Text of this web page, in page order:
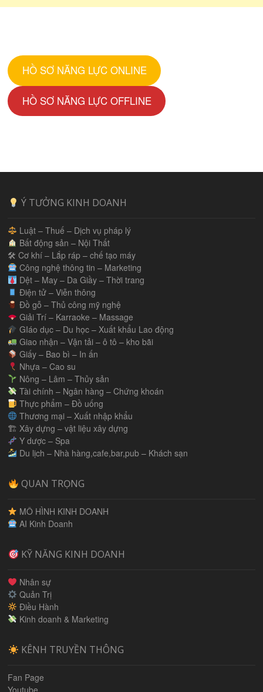
HỒ SƠ NĂNG LỰC ONLINE
HỒ SƠ NĂNG LỰC OFFLINE
Ý TƯỞNG KINH DOANH
Luật – Thuế – Dịch vụ pháp lý
Bất động sản – Nội Thất
🛠 Cơ khí – Lắp ráp – chế tạo máy
Công nghệ thông tin – Marketing
Dệt – May – Da Giầy – Thời trang
Điện tử – Viễn thông
Đồ gỗ – Thủ công mỹ nghệ
Giải Trí – Karraoke – Massage
GIáo dục – Du học – Xuất khẩu Lao động
Giao nhận – Vận tải – ô tô – kho bãi
Giấy – Bao bì – In ấn
Nhựa – Cao su
Nông – Lâm – Thủy sản
Tài chính – Ngân hàng – Chứng khoán
Thực phẩm – Đồ uống
Thương mại – Xuất nhập khẩu
🏗 Xây dựng – vật liệu xây dựng
Y dược – Spa
Du lịch – Nhà hàng,cafe,bar,pub – Khách sạn
QUAN TRỌNG
MÔ HÌNH KINH DOANH
AI Kinh Doanh
KỸ NĂNG KINH DOANH
Nhân sự
Quản Trị
Điều Hành
Kinh doanh & Marketing
KÊNH TRUYỀN THÔNG
Fan Page
Youtube